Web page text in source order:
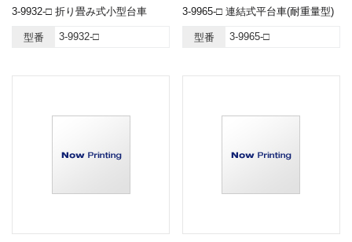
3-9932-□ 折り畳み式小型台車
型番 3-9932-□
3-9965-□ 連結式平台車(耐重量型)
型番 3-9965-□